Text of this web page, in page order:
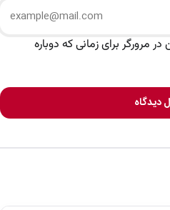
مرورگر برای زمانی که دوباره
دیدگاه